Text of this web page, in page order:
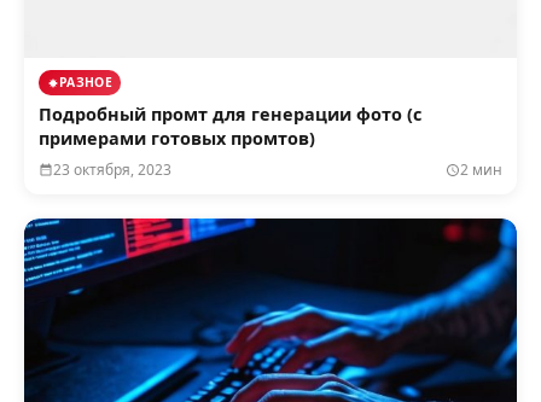
РАЗНОЕ
Подробный промт для генерации фото (с
примерами готовых промтов)
23 октября, 2023 2 мин